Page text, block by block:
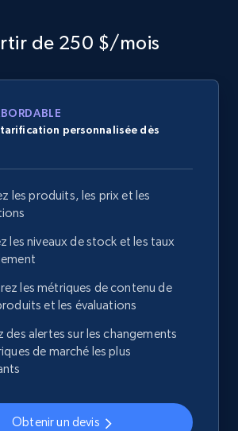
de 250 $/mois
personnalisée dès
les produits, les prix et les
les niveaux de stock et les taux
les métriques de contenu de
et les évaluations
des alertes sur les changements
de marché les plus
Obtenir un devis